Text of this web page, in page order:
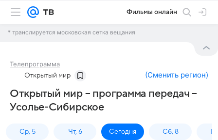
Фильмы онлайн
* транслируется московская сетка вещания
Телепрограмма
Открытый мир (Сменить регион)
Открытый мир – программа передач –
Усолье-Сибирское
Ср, 5 Чт, 6 Сегодня Сб, 8